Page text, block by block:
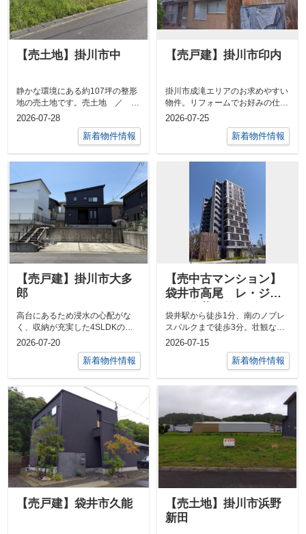
【売土地】掛川市中
静かな環境にある約107坪の整形
地の売土地です。売土地 ／ 掛
川市中 ／ 土地面積 実測
2026-07-28
新着物件情報
【売戸建】掛川市印内
掛川市成滝エリアのお求めやすい
物件。リフォームでお好みの仕様
にできます。売中古住宅 ／ 掛
2026-07-25
新着物件情報
【売戸建】掛川市大多
郎
高台にあるため浸水の心配がな
く、収納が充実した4SLDKの築
約6年の物件です。売中古住宅
2026-07-20
新着物件情報
【売中古マンション】
袋井市高尾 レ・ジェ
袋井駅から徒歩1分、南のノブレ
スパルクまで徒歩3分。壮観な眺
めです。売マンション ／ 袋井
2026-07-15
新着物件情報
【売戸建】袋井市久能
【売土地】掛川市浜野
新田